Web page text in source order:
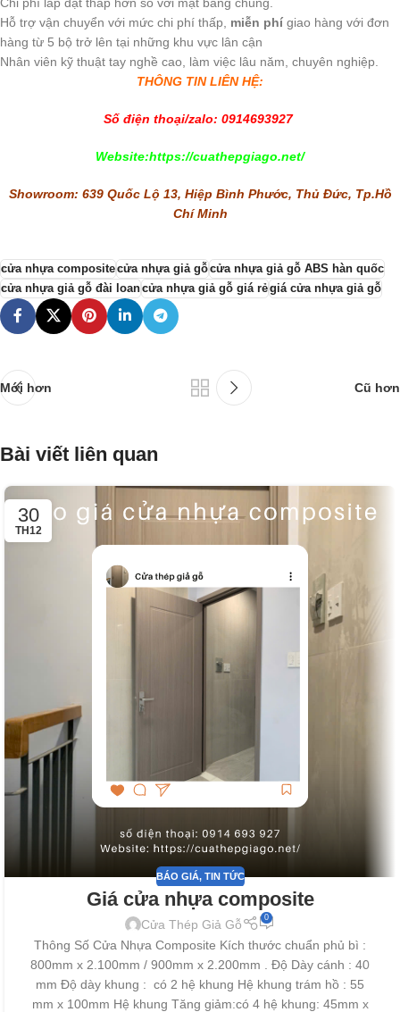
Hỗ trợ vận chuyển với mức chi phí thấp, miễn phí giao hàng với đơn
hàng từ 5 bộ trở lên tại những khu vực lân cận
Nhân viên kỹ thuật tay nghề cao, làm việc lâu năm, chuyên nghiệp.
THÔNG TIN LIÊN HỆ:
Số điện thoại/zalo: 0914693927
Website:https://cuathepgiago.net/
Showroom: 639 Quốc Lộ 13, Hiệp Bình Phước, Thủ Đức, Tp.Hồ
Chí Minh
cửa nhựa compositecửa nhựa giả gỗcửa nhựa giả gỗ ABS hàn quốc
cửa nhựa giả gỗ đài loancửa nhựa giả gỗ giá rẻgiá cửa nhựa giả gỗ
Mới hơn Cũ hơn
Bài viết liên quan
30
TH12
BÁO GIÁ, TIN TỨC
Giá cửa nhựa composite
Cửa Thép Giả Gỗ 0
Thông Số Cửa Nhựa Composite Kích thước chuẩn phủ bì :
800mm x 2.100mm / 900mm x 2.200mm . Độ Dày cánh : 40
mm Độ dày khung : có 2 hệ khung Hệ khung trám hồ : 55
mm x 100mm Hệ khung Tăng giảm:có 4 hệ khung: 45mm x